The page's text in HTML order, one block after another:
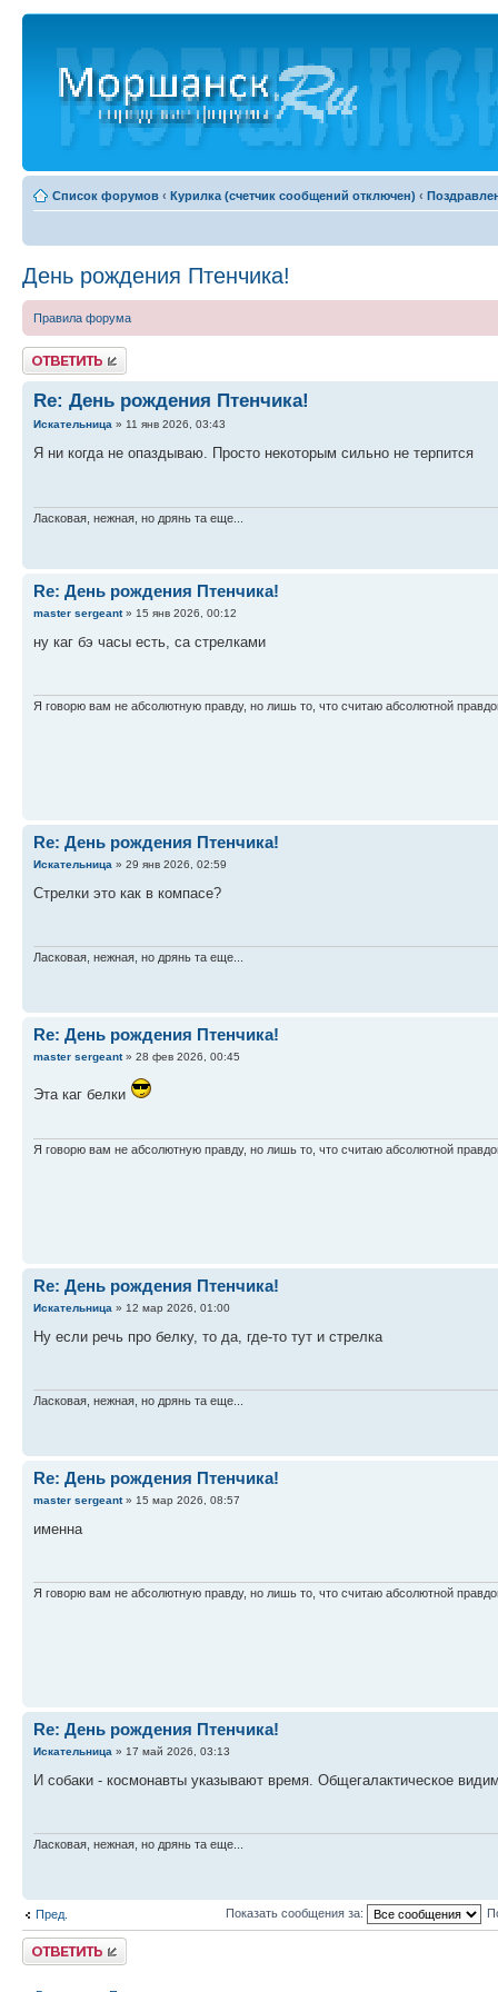
Список форумов ‹ Курилка (счетчик сообщений отключен) ‹
День рождения Птенчика!
Правила форума
Ответить
Re: День рождения Птенчика!
Искательница » 11 янв 2026, 03:43
Я ни когда не опаздываю. Просто некоторым сильно не терпится
Ласковая, нежная, но дрянь та еще...
Re: День рождения Птенчика!
master sergeant» 15 янв 2026, 00:12
ну каг бэ часы есть, са стрелками
Я говорю вам не абсолютную правду, но лишь то, что считаю абсолютной
Re: День рождения Птенчика!
Искательница » 29 янв 2026, 02:59
Стрелки это как в компасе?
Ласковая, нежная, но дрянь та еще...
Re: День рождения Птенчика!
master sergeant» 28 фев 2026, 00:45
Эта каг белки
Я говорю вам не абсолютную правду, но лишь то, что считаю абсолютной
Re: День рождения Птенчика!
Искательница » 12 мар 2026, 01:00
Ну если речь про белку, то да, где-то тут и стрелка
Ласковая, нежная, но дрянь та еще...
Re: День рождения Птенчика!
master sergeant» 15 мар 2026, 08:57
именна
Я говорю вам не абсолютную правду, но лишь то, что считаю абсолютной
Re: День рождения Птенчика!
Искательница » 17 май 2026, 03:13
И собаки - космонавты указывают время. Общегалактическое
Ласковая, нежная, но дрянь та еще...
Пред. Показать сообщения за:
Ответить